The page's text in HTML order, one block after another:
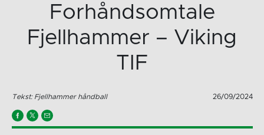
Forhåndsomtale
Fjellhammer – Viking
TIF
Tekst: Fjellhammer håndball 26/09/2024